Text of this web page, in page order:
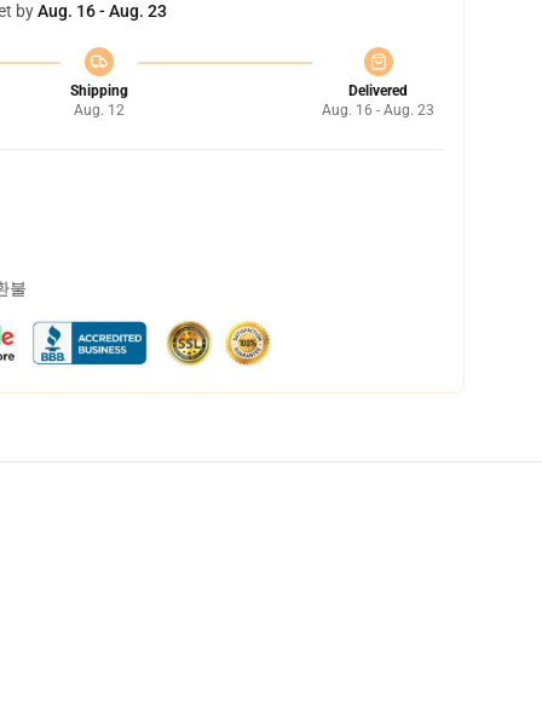
byAug. 16 - Aug. 23
Shipping
Aug. 12
Delivered
Aug. 16 - Aug. 23
불